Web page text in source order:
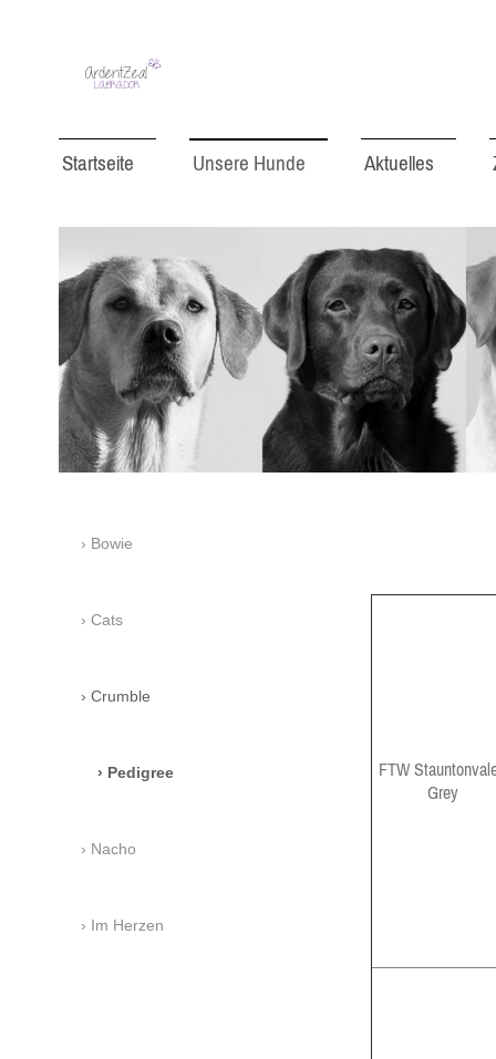
Startseite Unsere Hunde Aktuelles
FTW
Grey
Bowie
Cats
Crumble
Pedigree
Nacho
Im Herzen